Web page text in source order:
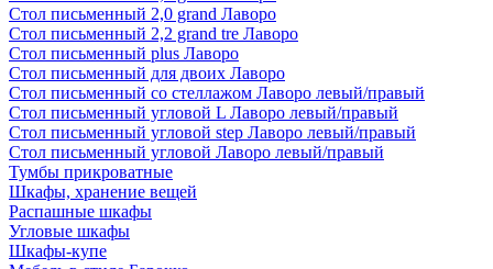
Стол письменный 2,0 grand Лаворо
Стол письменный 2,2 grand tre Лаворо
Стол письменный plus Лаворо
Стол письменный для двоих Лаворо
Стол письменный со стеллажом Лаворо левый/правый
Стол письменный угловой L Лаворо левый/правый
Стол письменный угловой step Лаворо левый/правый
Стол письменный угловой Лаворо левый/правый
Тумбы прикроватные
Шкафы, хранение вещей
Распашные шкафы
Угловые шкафы
Шкафы-купе